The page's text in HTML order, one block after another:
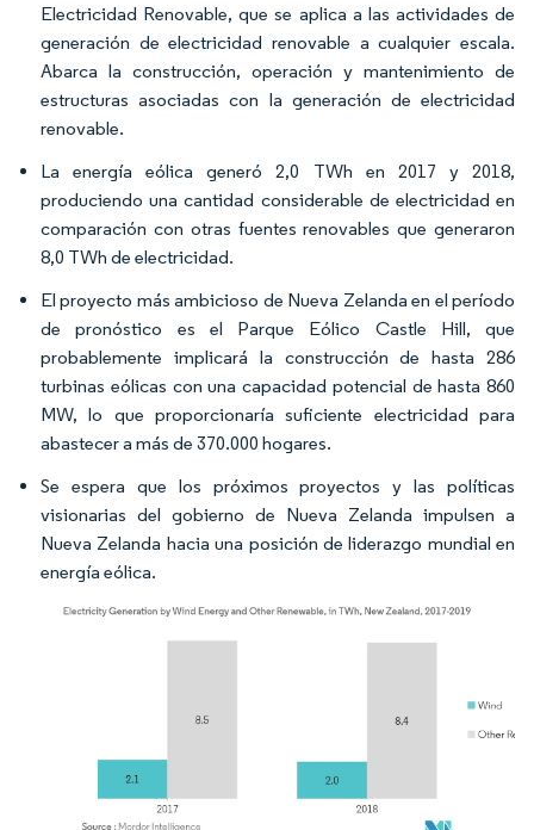
Electricidad Renovable, que se aplica a las actividades de
generación de electricidad renovable a cualquier escala.
Abarca la construcción, operación y mantenimiento de
estructuras asociadas con la generación de electricidad
renovable.
La energía eólica generó 2,0 TWh en 2017 y 2018,
produciendo una cantidad considerable de electricidad en
comparación con otras fuentes renovables que generaron
8,0 TWh de electricidad.
El proyecto más ambicioso de Nueva Zelanda en el período
de pronóstico es el Parque Eólico Castle Hill, que
probablemente implicará la construcción de hasta 286
turbinas eólicas con una capacidad potencial de hasta 860
MW, lo que proporcionaría suficiente electricidad para
abastecer a más de 370.000 hogares.
Se espera que los próximos proyectos y las políticas
visionarias del gobierno de Nueva Zelanda impulsen a
Nueva Zelanda hacia una posición de liderazgo mundial en
energía eólica.